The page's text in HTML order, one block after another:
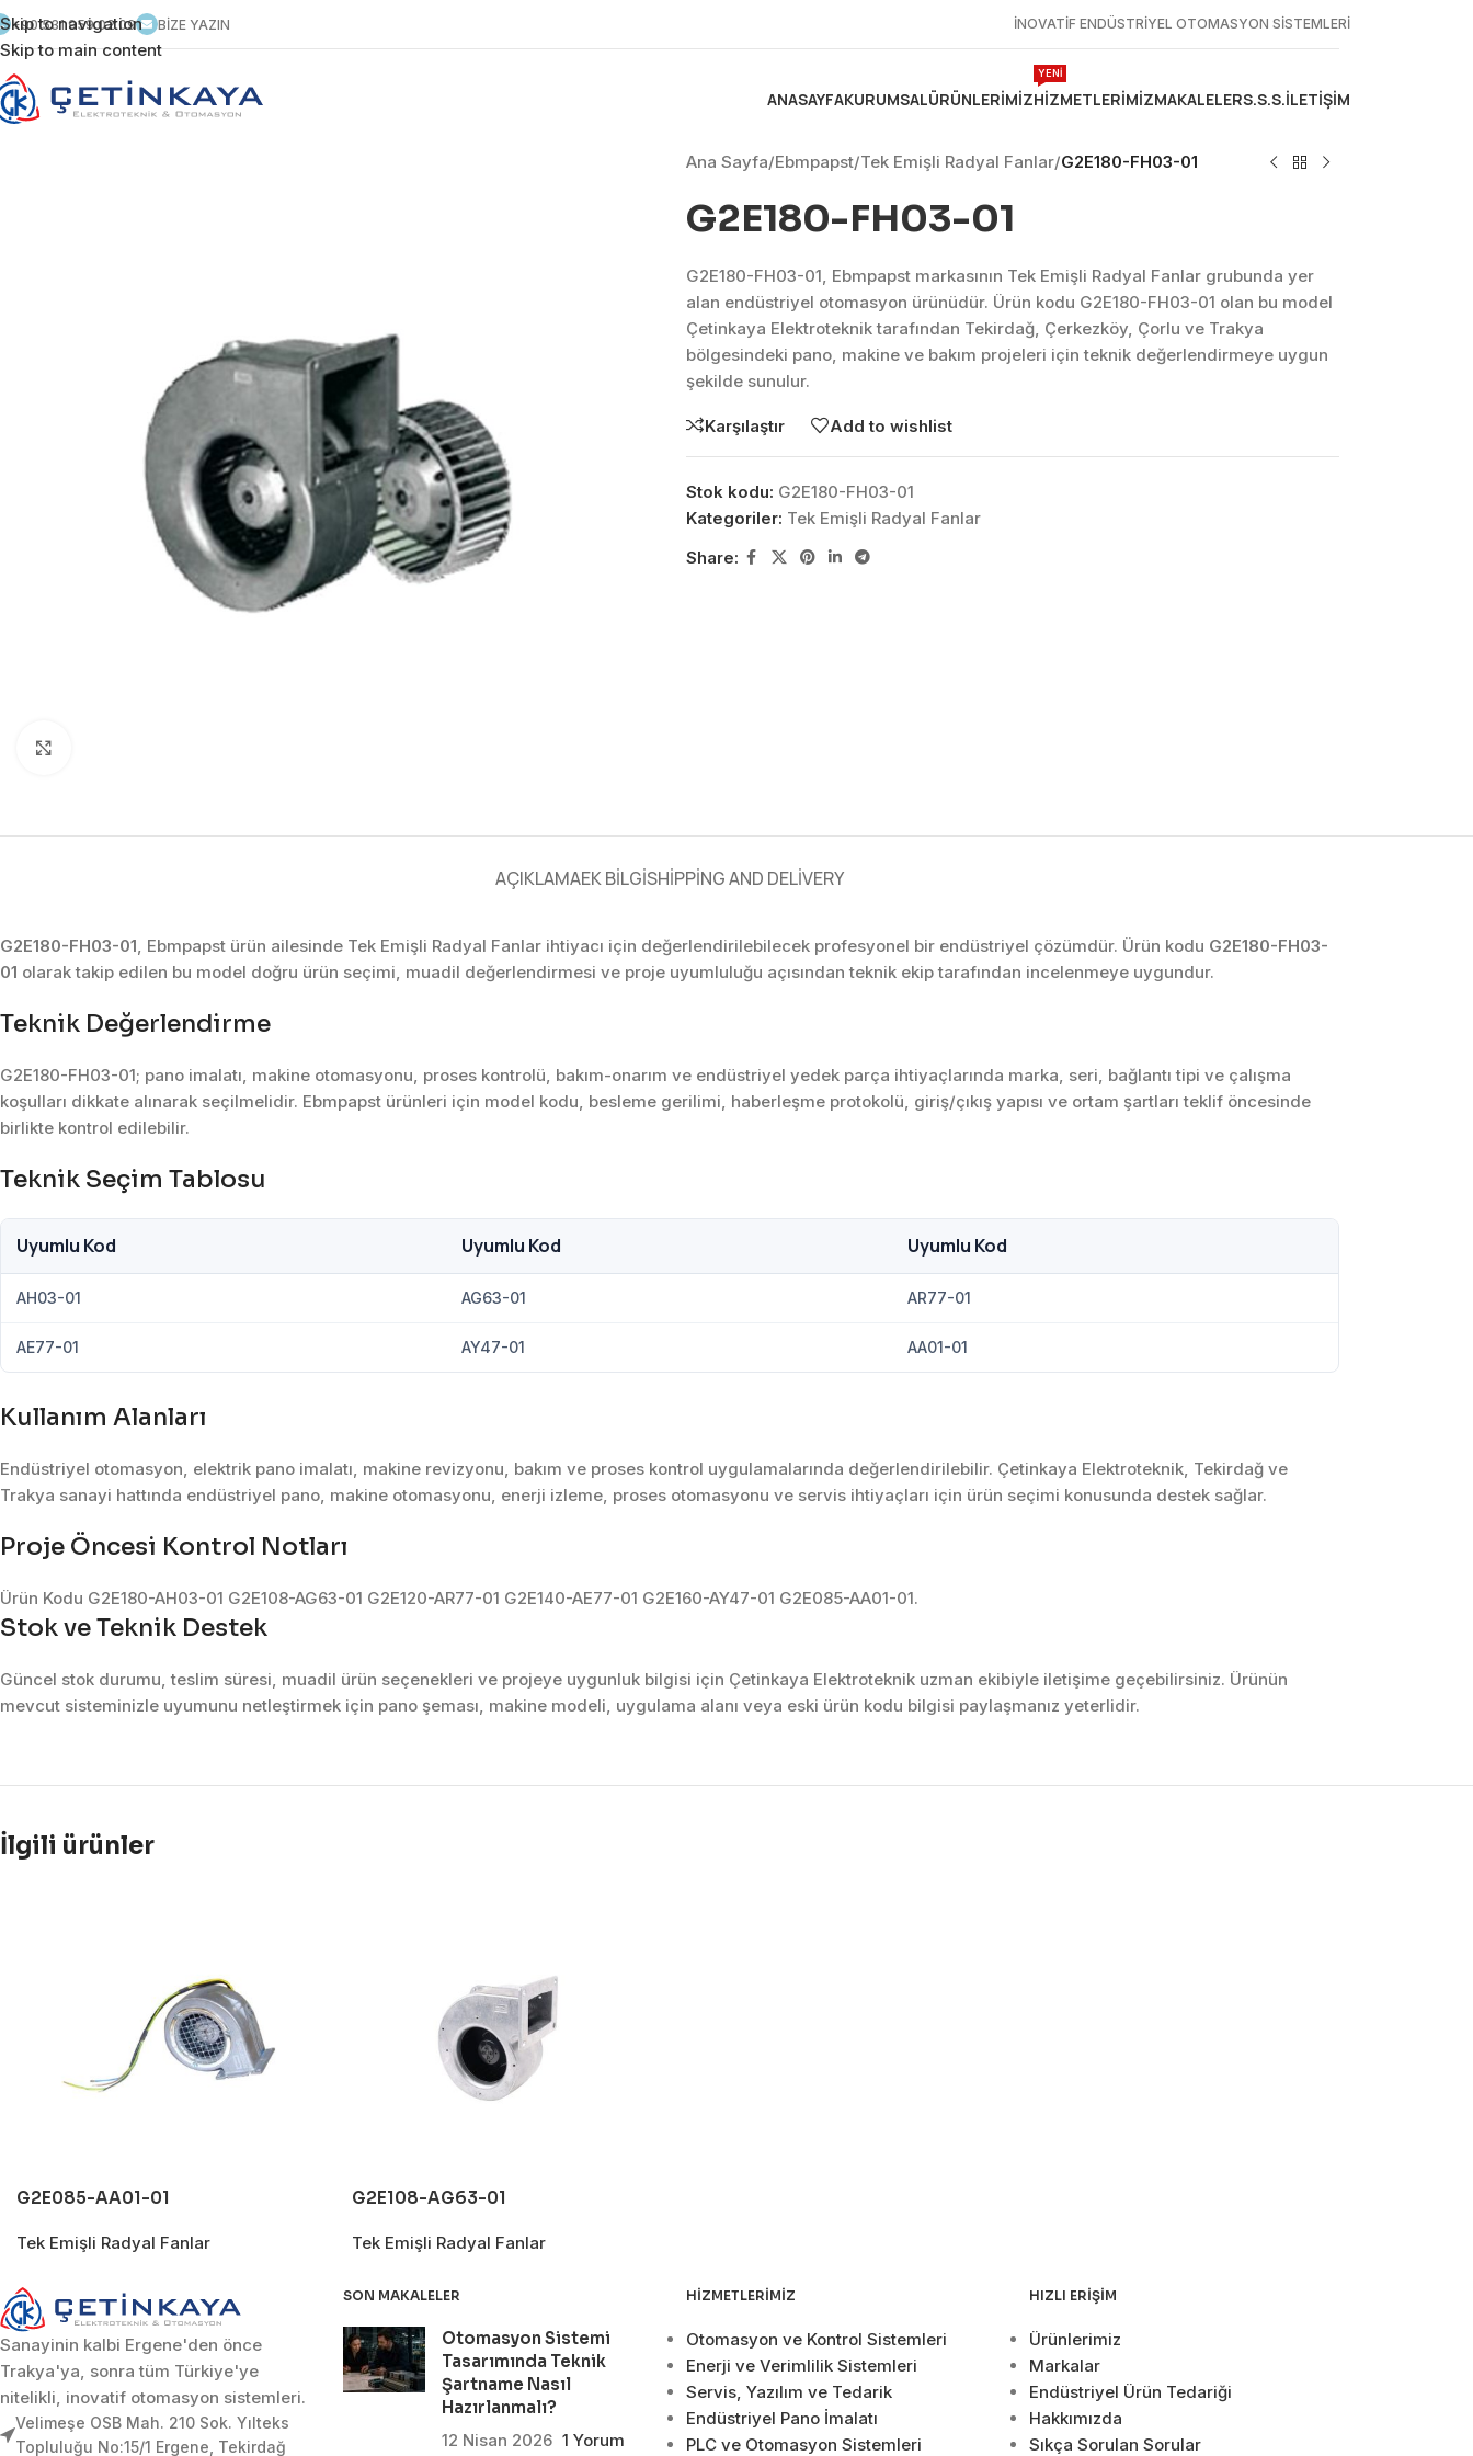
Skip to navigation
Skip to main content
+90 531 959 02 09 BİZE YAZIN İNOVATİF ENDÜSTRİYEL OTOMASYON SİSTEMLERİ
ANASAYFAKURUMSALÜRÜNLERIMIZHIZMETLERIMIZ
YENİ
Makine Otomasyonu
Proses Otomasyonu
Otomasyon Sistemleri
Tasarımı
Ölçüm Sistemleri
MAKALELERS.S.S.İLETIŞIM
Ana Sayfa/Ebmpapst/Tek Emişli Radyal Fanlar/G2E180-FH03-01
G2E180-FH03-01
G2E180-FH03-01, Ebmpapst markasının Tek Emişli Radyal Fanlar grubunda yer
alan endüstriyel otomasyon ürünüdür. Ürün kodu G2E180-FH03-01 olan bu model
Çetinkaya Elektroteknik tarafından Tekirdağ, Çerkezköy, Çorlu ve Trakya
bölgesindeki pano, makine ve bakım projeleri için teknik değerlendirmeye uygun
şekilde sunulur.
Karşılaştır Add to wishlist
Stok kodu: G2E180-FH03-01
Kategoriler: Tek Emişli Radyal Fanlar
Share:
AÇIKLAMAEK BILGISHIPPING AND DELIVERY
G2E180-FH03-01, Ebmpapst ürün ailesinde Tek Emişli Radyal Fanlar ihtiyacı için değerlendirilebilecek profesyonel bir endüstriyel çözümdür. Ürün kodu G2E180-FH03-
01 olarak takip edilen bu model doğru ürün seçimi, muadil değerlendirmesi ve proje uyumluluğu açısından teknik ekip tarafından incelenmeye uygundur.
Teknik Değerlendirme
G2E180-FH03-01; pano imalatı, makine otomasyonu, proses kontrolü, bakım-onarım ve endüstriyel yedek parça ihtiyaçlarında marka, seri, bağlantı tipi ve çalışma
koşulları dikkate alınarak seçilmelidir. Ebmpapst ürünleri için model kodu, besleme gerilimi, haberleşme protokolü, giriş/çıkış yapısı ve ortam şartları teklif öncesinde
birlikte kontrol edilebilir.
Teknik Seçim Tablosu
Uyumlu Kod Uyumlu Kod Uyumlu Kod
AH03-01 AG63-01 AR77-01
AE77-01 AY47-01 AA01-01
Kullanım Alanları
Endüstriyel otomasyon, elektrik pano imalatı, makine revizyonu, bakım ve proses kontrol uygulamalarında değerlendirilebilir. Çetinkaya Elektroteknik, Tekirdağ ve
Trakya sanayi hattında endüstriyel pano, makine otomasyonu, enerji izleme, proses otomasyonu ve servis ihtiyaçları için ürün seçimi konusunda destek sağlar.
Proje Öncesi Kontrol Notları
Ürün Kodu G2E180-AH03-01 G2E108-AG63-01 G2E120-AR77-01 G2E140-AE77-01 G2E160-AY47-01 G2E085-AA01-01.
Stok ve Teknik Destek
Güncel stok durumu, teslim süresi, muadil ürün seçenekleri ve projeye uygunluk bilgisi için Çetinkaya Elektroteknik uzman ekibiyle iletişime geçebilirsiniz. Ürünün
mevcut sisteminizle uyumunu netleştirmek için pano şeması, makine modeli, uygulama alanı veya eski ürün kodu bilgisi paylaşmanız yeterlidir.
İlgili ürünler
G2E085-AA01-01
Tek Emişli Radyal Fanlar
G2E108-AG63-01
Tek Emişli Radyal Fanlar
Sanayinin kalbi Ergene'den önce
Trakya'ya, sonra tüm Türkiye'ye
nitelikli, inovatif otomasyon sistemleri.
Velimeşe OSB Mah. 210 Sok. Yılteks
Topluluğu No:15/1 Ergene, Tekirdağ
SON MAKALELER
Otomasyon Sistemi
Tasarımında Teknik
Şartname Nasıl
Hazırlanmalı?
12 Nisan 2026 1 Yorum
HIZMETLERIMIZ
Otomasyon ve Kontrol Sistemleri
Enerji ve Verimlilik Sistemleri
Servis, Yazılım ve Tedarik
Endüstriyel Pano İmalatı
PLC ve Otomasyon Sistemleri
HIZLI ERIŞIM
Ürünlerimiz
Markalar
Endüstriyel Ürün Tedariği
Hakkımızda
Sıkça Sorulan Sorular